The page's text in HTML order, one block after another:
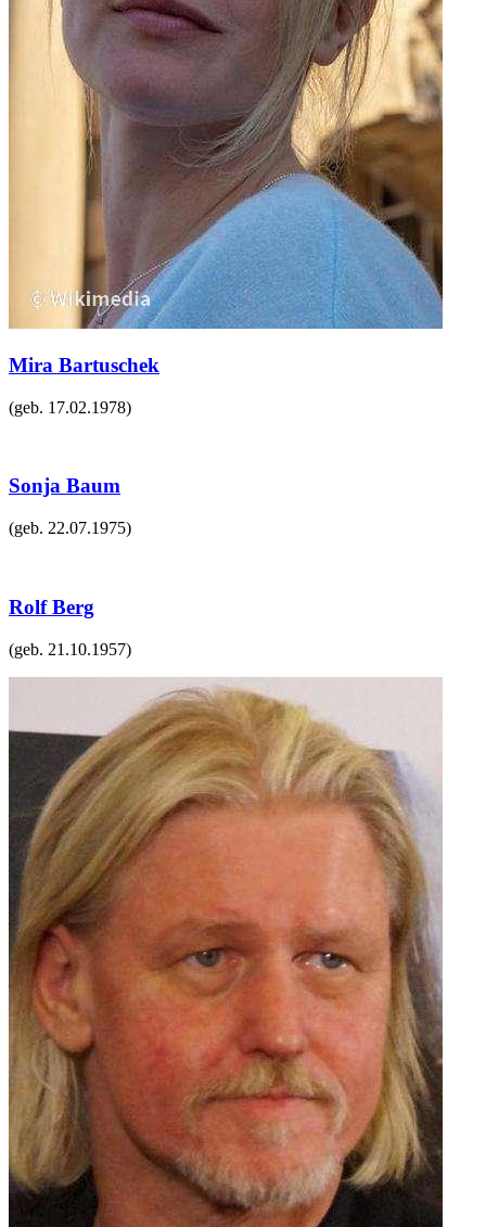
Mira Bartuschek
(geb. 17.02.1978)
Sonja Baum
(geb. 22.07.1975)
Rolf Berg
(geb. 21.10.1957)